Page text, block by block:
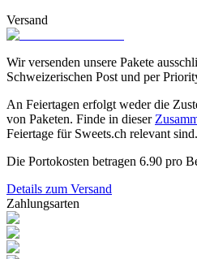
Versand
Wir versenden unsere Pakete
Schweizerischen Post und per
An Feiertagen erfolgt weder die
von Paketen. Finde in dieser
Feiertage für Sweets.ch relevant sind.
Die Portokosten betragen 6.90 pro
Details zum Versand
Zahlungsarten